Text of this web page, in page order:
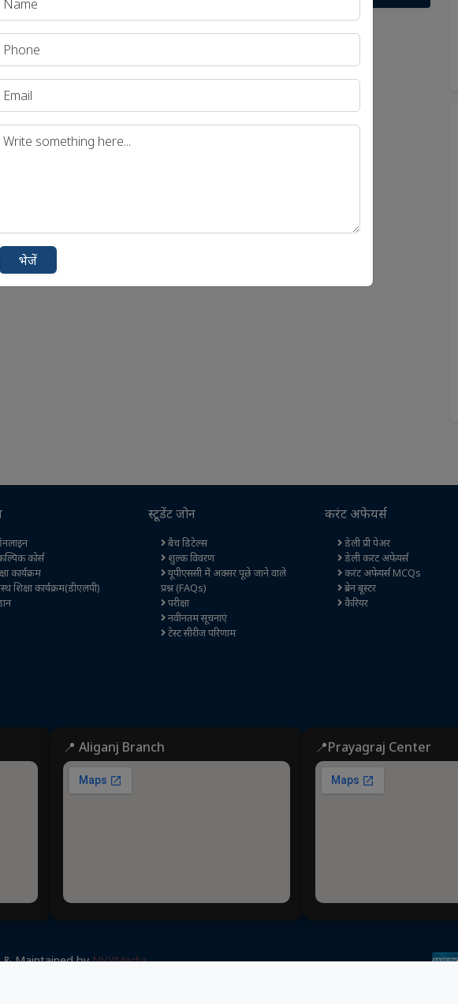
कोर्स
कार्यक्रम
शिक्षा कार्यक्रम(डीएलपी)
स्टूडेंट जोन
बैच डिटेल्स
शुल्क विवरण
यूपीएससी में अक्सर पूछे जाने वाले
प्रश्न (FAQs)
परीक्षा
नवीनतम सूचनाएं
टेस्ट सीरीज परिणाम
करंट अफेयर्स
डेली प्री पेअर
डेली करंट अफेयर्स
करंट अफेयर्स MCQs
ब्रेन बूस्टर
कैरियर
📍 Aliganj Branch 📍Prayagraj Center
Maintained byNVYMedia
भेजें